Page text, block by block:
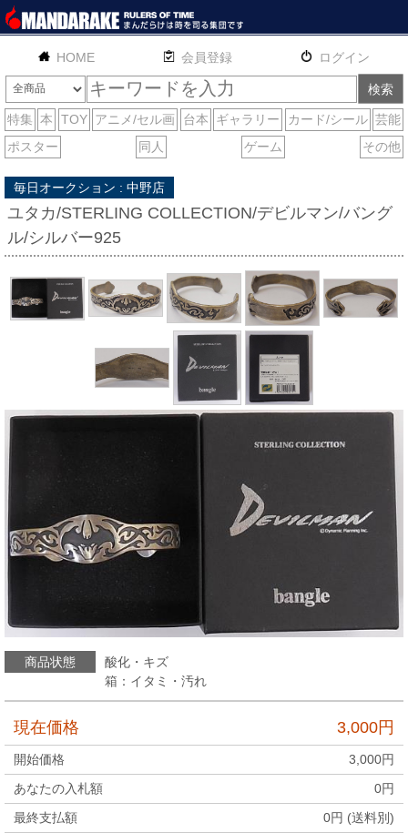
HOME English 通販 サイトマップ お問い合わせ
毎日オークション : 中野店
ユタカ/STERLING COLLECTION/デビルマン/バング
ル/シルバー925
商品状態
酸化・キズ
箱：イタミ・汚れ
現在価格 3,000円
開始価格 3,000円
あなたの入札額
0円
最終支払額
0円 (送料別)